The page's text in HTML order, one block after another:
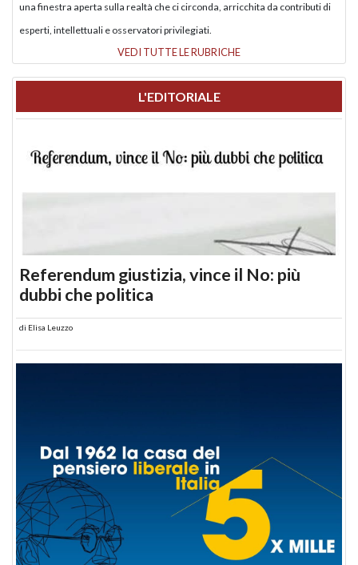
una finestra aperta sulla realtà che ci circonda, arricchita da contributi di
esperti, intellettuali e osservatori privilegiati.
VEDI TUTTE LE RUBRICHE
L'EDITORIALE
Referendum giustizia, vince il No: più
dubbi che politica
di Elisa Leuzzo